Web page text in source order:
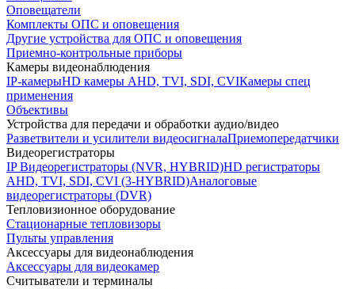
Оповещатели
Комплекты ОПС и оповещения
Другие устройства для ОПС и оповещения
Приемно-контрольные приборы
Камеры видеонаблюдения
IP-камерыHD камеры AHD, TVI, SDI, CVIКамеры спец
применения
Объективы
Устройства для передачи и обработки аудио/видео
Разветвители и усилители видеосигналаПриемопередатчики
Видеорегистраторы
IP Видеорегистраторы (NVR, HYBRID)HD регистраторы
AHD, TVI, SDI, CVI (3-HYBRID)Аналоговые
видеорегистраторы (DVR)
Тепловизионное оборудование
Стационарные тепловизоры
Пульты управления
Аксессуары для видеонаблюдения
Аксессуары для видеокамер
Считыватели и терминалы